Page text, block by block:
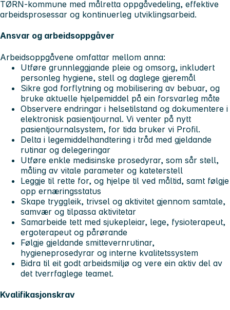
TØRN-kommune med målretta oppgåvedeling, effektive
arbeidsprosessar og kontinuerleg utviklingsarbeid.
Ansvar og arbeidsoppgåver
Arbeidsoppgåvene omfattar mellom anna:
Utføre grunnleggjande pleie og omsorg, inkludert
personleg hygiene, stell og daglege gjeremål
Sikre god forflytning og mobilisering av bebuar, og
bruke aktuelle hjelpemiddel på ein forsvarleg måte
Observere endringar i helsetilstand og dokumentere i
elektronisk pasientjournal. Vi venter på nytt
pasientjournalsystem, for tida bruker vi Profil.
Delta i legemiddelhandtering i tråd med gjeldande
rutinar og delegeringar
Utføre enkle medisinske prosedyrar, som sår stell,
måling av vitale parameter og kateterstell
Leggje til rette for, og hjelpe til ved måltid, samt følgje
opp ernæringsstatus
Skape tryggleik, trivsel og aktivitet gjennom samtale,
samvær og tilpassa aktivitetar
Samarbeide tett med sjukepleiar, lege, fysioterapeut,
ergoterapeut og pårørande
Følgje gjeldande smittevernrutinar,
hygieneprosedyrar og interne kvalitetssystem
Bidra til eit godt arbeidsmiljø og vere ein aktiv del av
det tverrfaglege teamet.
Kvalifikasjonskrav